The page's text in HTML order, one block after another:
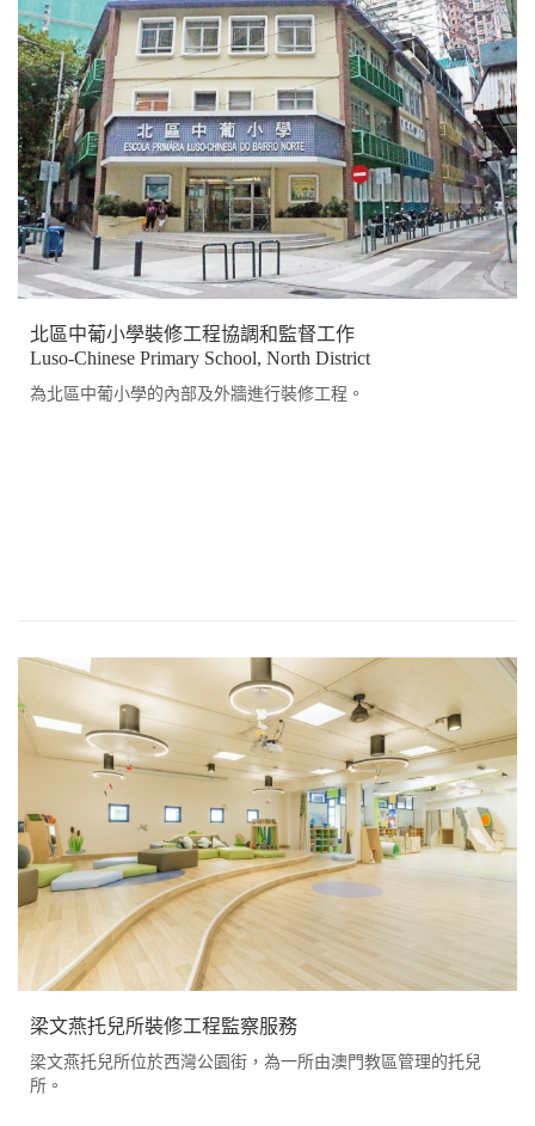
北區中葡小學裝修工程協調和監督工作
Luso-Chinese Primary School, North District
為北區中葡小學的內部及外牆進行裝修工程。
梁文燕托兒所裝修工程監察服務
梁文燕托兒所位於西灣公園街，為一所由澳門教區管理的托兒
所。